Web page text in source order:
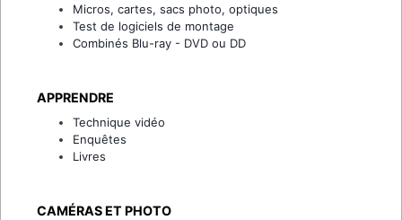
Micros, cartes, sacs photo, optiques
Test de logiciels de montage
Combinés Blu-ray - DVD ou DD
APPRENDRE
Technique vidéo
Enquêtes
Livres
CAMÉRAS ET PHOTO